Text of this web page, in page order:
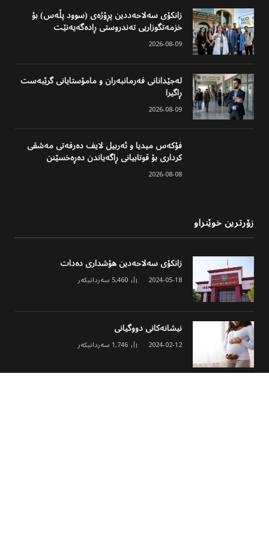
زانکۆی سەلاحەددین پڕۆژەی (سوود پڵەس) بۆ
خزمەتگوزاریی تەندروستی ڕادەگەیەنێت
2026-08-09
لەجێدانانی فەرمانبەران و مامۆستایانی گرێبەست
ڕاگیرا
2026-08-09
فۆکەس میدیا و ئەربیل لایف دەرفەتی مەشقی
کرداری بۆ قوتابیانی ڕاگەیاندن دەڕەخسێنن
2026-08-08
زۆرترین خوێنراو
زانکۆی سەلاحەدین هۆشداری دەدات
2024-05-18
5,460 سەردانیکەر
نیشانەکانی دووگیانی
2024-02-12
1,746 سەردانیکەر